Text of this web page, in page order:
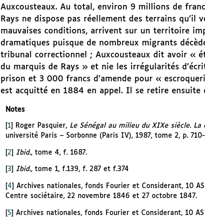
Auxcousteaux. Au total, environ 9 millions de
Rays ne dispose pas réellement des terrains qu’il
mauvaises conditions, arrivent sur un territoire
dramatiques puisque de nombreux migrants
tribunal correctionnel ; Auxcousteaux dit avoir «
du marquis de Rays » et nie les irrégularités
prison et 3 000 francs d’amende pour «
est acquitté en 1884 en appel. Il se retire ensuite
Notes
1] Roger Pasquier, Le Sénégal au milieu du XIXe siècle.
université Paris – Sorbonne (Paris IV), 1987, tome 2, p. 710-
[2] Ibid., tome 4, f. 1687.
3 Ibid., tome 1, f.139, f. 287 et f.374
4
Archives nationales, fonds Fourier et Considerant, 10
Centre sociétaire, 22 novembre 1846 et 27 octobre 1847.
[5] Archives nationales, fonds Fourier et Considerant, 10